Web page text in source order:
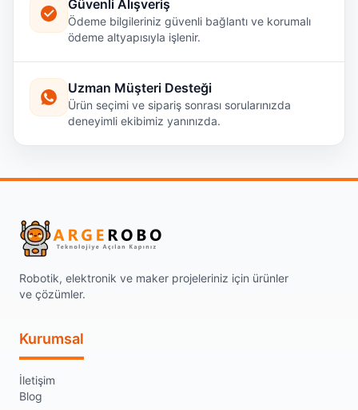
Güvenli Alışveriş
Ödeme bilgileriniz güvenli bağlantı ve korumalı
ödeme altyapısıyla işlenir.
Uzman Müşteri Desteği
Ürün seçimi ve sipariş sonrası sorularınızda
deneyimli ekibimiz yanınızda.
Robotik, elektronik ve maker projeleriniz için ürünler
ve çözümler.
Kurumsal
İletişim
Blog